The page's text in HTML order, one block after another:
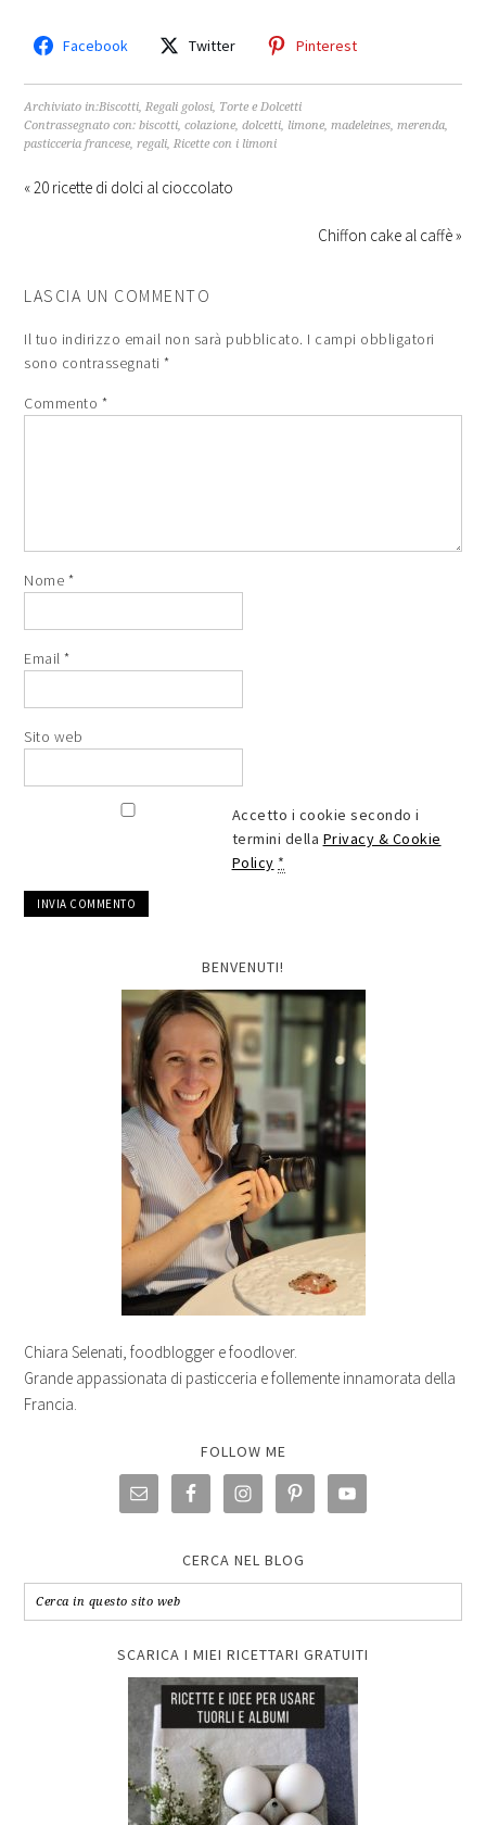
Facebook Twitter Pinterest
Archiviato in:Biscotti,Regali golosi, Torte e Dolcetti
Contrassegnato con:biscotti,colazione,dolcetti, limone,madeleines,merenda,
pasticceria francese,regali,Ricette con i limoni
« 20 ricette di dolci al cioccolato
Chiffon cake al caffè »
LASCIA UN COMMENTO
Il tuo indirizzo email non sarà pubblicato. I campi obbligatori
sono contrassegnati*
Commento *
Nome *
Email*
Sito web
Accetto i cookie secondo i
termini della Privacy & Cookie
Policy *
BENVENUTI!
Chiara Selenati, foodblogger e foodlover.
Grande appassionata di pasticceria e follemente innamorata della
Francia.
FOLLOW ME
CERCA NEL BLOG
SCARICA I MIEI RICETTARI GRATUITI